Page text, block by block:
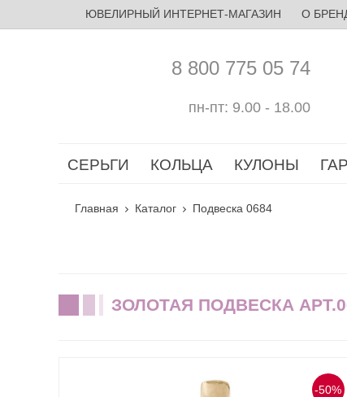
ЮВЕЛИРНЫЙ ИНТЕРНЕТ-МАГАЗИН О
8 800 775 05 74
пн-пт: 9.00 - 18.00
СЕРЬГИ КОЛЬЦА КУЛОНЫ
Главная Каталог Подвеска 0684
ЗОЛОТАЯ ПОДВЕСКА
-50%